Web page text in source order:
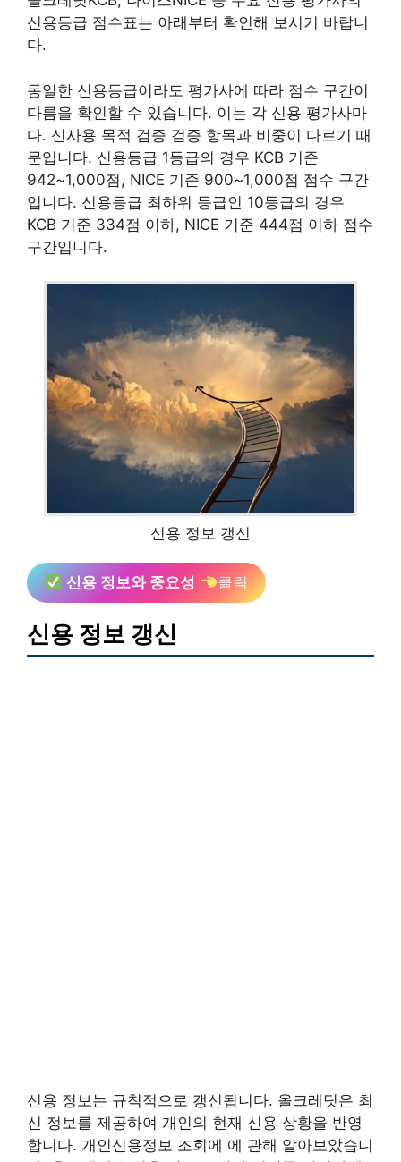
신용등급 점수표는 아래부터 확인해 보시기 바랍니
다.
동일한 신용등급이라도 평가사에 따라 점수 구간이
다름을 확인할 수 있습니다. 이는 각 신용 평가사마
다. 신사용 목적 검증 검증 항목과 비중이 다르기 때
문입니다. 신용등급 1등급의 경우 KCB 기준
942~1,000점, NICE 기준 900~1,000점 점수 구간
입니다. 신용등급 최하위 등급인 10등급의 경우
KCB 기준 334점 이하, NICE 기준 444점 이하 점수
구간입니다.
신용 정보 갱신
신용 정보와 중요성 클릭
신용 정보 갱신
신용 정보는 규칙적으로 갱신됩니다. 올크레딧은 최
신 정보를 제공하여 개인의 현재 신용 상황을 반영
합니다. 개인신용정보 조회에 에 관해 알아보았습니